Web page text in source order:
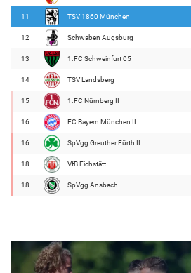
11 TSV 1860 München
12 Schwaben Augsburg
13 1.FC Schweinfurt 05
14 TSV Landsberg
15 1.FC Nürnberg II
16 FC Bayern München II
16 SpVgg Greuther Fürth II
18 VfB Eichstätt
18 SpVgg Ansbach